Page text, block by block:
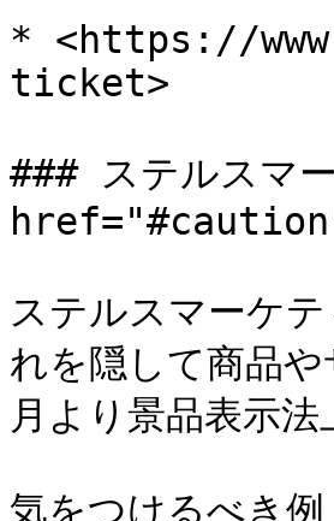
* <https://
ticket>
### ステルスマ
ステルスマーケ
れを隠して商品
月より景品表示
気をつけるべき例